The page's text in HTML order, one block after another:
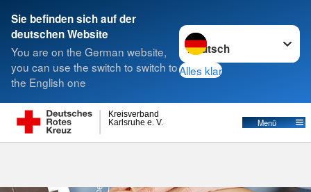
Sie befinden sich auf der
deutschen Website
You are on the German website,
you can use the switch to switch to
the English one
Sprache wechseln zu
Alles klar
Karlsruhe e. V.
Kreisverband
Menü
Suche